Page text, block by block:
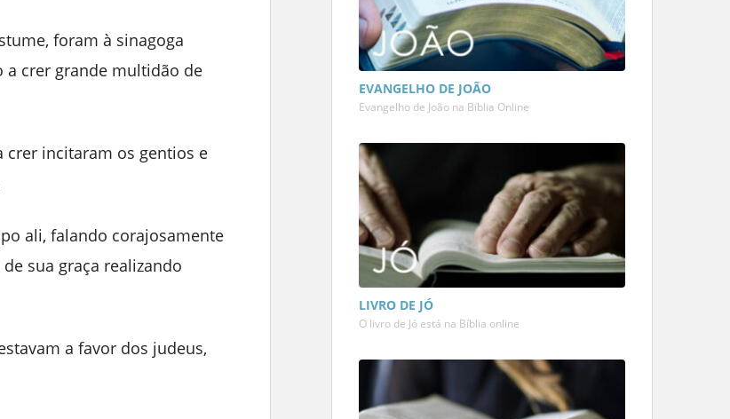
foram à sinagoga
a crer grande multidão de
crer incitaram os gentios e
ali, falando corajosamente
sua graça realizando
a favor dos judeus,
EVANGELHO DE JOÃO
Evangelho de João na Bíblia Online
LIVRO DE JÓ
O livro de Jó está na Bíblia online